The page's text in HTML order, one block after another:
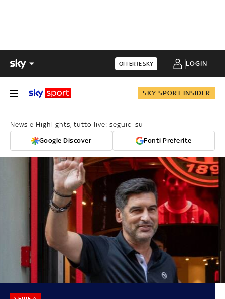
OFFERTE SKY LOGIN
SKY SPORT INSIDER
News e Highlights, tutto live: seguici su
Google Discover Fonti Preferite